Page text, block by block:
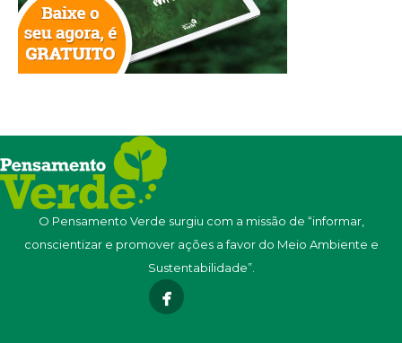
O Pensamento Verde surgiu com a missão de “informar,
conscientizar e promover ações a favor do Meio Ambiente e
Sustentabilidade”.